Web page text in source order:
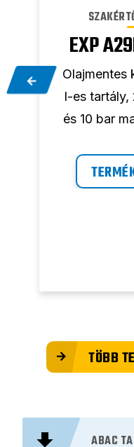
EXP
Olajmentes
l-es tartály,
és 10 bar
TÖBB
ABAC